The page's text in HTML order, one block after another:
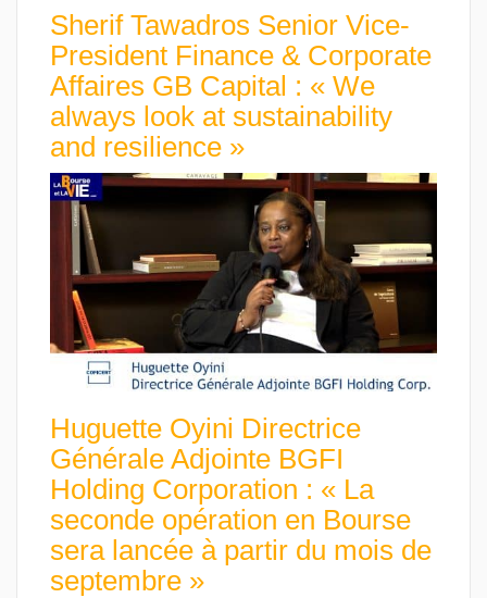
Sherif Tawadros Senior Vice-
President Finance & Corporate
Affaires GB Capital : « We
always look at sustainability
and resilience »
Huguette Oyini Directrice
Générale Adjointe BGFI
Holding Corporation : « La
seconde opération en Bourse
sera lancée à partir du mois de
septembre »